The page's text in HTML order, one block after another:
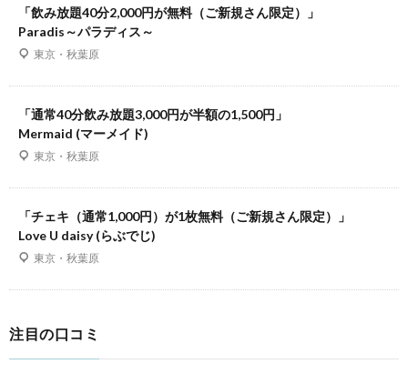
「飲み放題40分2,000円が無料（ご新規さん限定）」
Paradis～パラディス～
東京・秋葉原
「通常40分飲み放題3,000円が半額の1,500円」
Mermaid (マーメイド)
東京・秋葉原
「チェキ（通常1,000円）が1枚無料（ご新規さん限定）」
Love U daisy (らぶでじ)
東京・秋葉原
注目の口コミ